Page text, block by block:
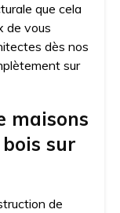
que cela
de vous
dès nos
sur
maisons
sur
de